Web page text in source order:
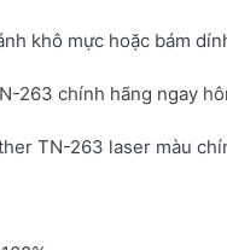
khô mực hoặc bám
263 chính hãng ngay
TN-263 laser màu